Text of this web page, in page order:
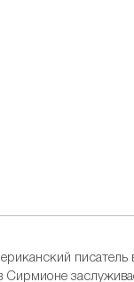
Сирмионе